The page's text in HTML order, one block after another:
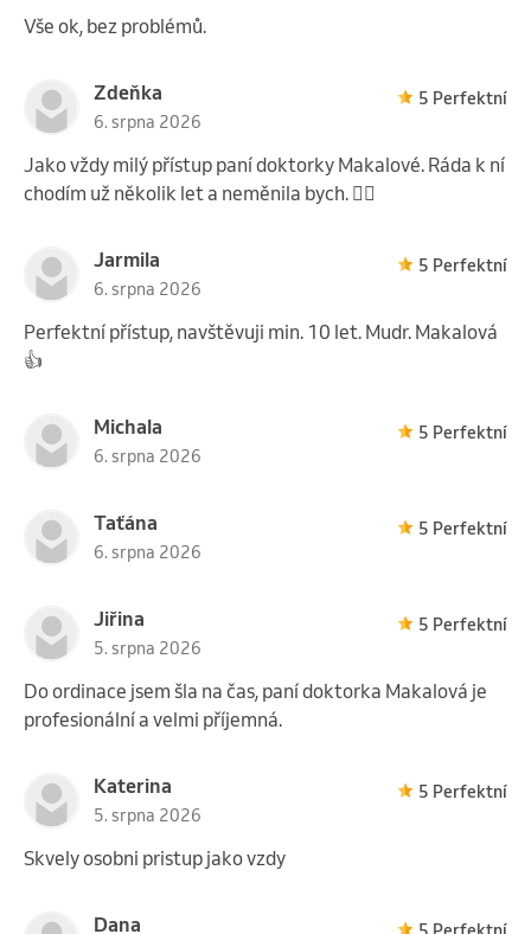
Vše ok, bez problémů.
Zdeňka
6. srpna 2026
5 Perfektní
Jako vždy milý přístup paní doktorky Makalové. Ráda k ní
chodím už několik let a neměnila bych. 👍🏻
Jarmila
6. srpna 2026
5 Perfektní
Perfektní přístup, navštěvuji min. 10 let. Mudr. Makalová
👍
Michala
6. srpna 2026
5 Perfektní
Taťána
6. srpna 2026
5 Perfektní
Jiřina
5. srpna 2026
5 Perfektní
Do ordinace jsem šla na čas, paní doktorka Makalová je
profesionální a velmi příjemná.
Katerina
5. srpna 2026
5 Perfektní
Skvely osobni pristup jako vzdy
Dana